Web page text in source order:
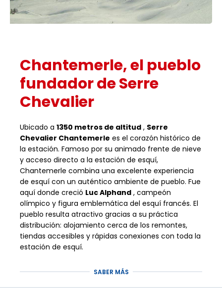
Chantemerle, el pueblo
fundador de Serre
Chevalier
Ubicado a 1350 metros de altitud , Serre
Chevalier Chantemerle es el corazón histórico de
la estación. Famoso por su animado frente de nieve
y acceso directo a la estación de esquí,
Chantemerle combina una excelente experiencia
de esquí con un auténtico ambiente de pueblo. Fue
aquí donde creció Luc Alphand , campeón
olímpico y figura emblemática del esquí francés. El
pueblo resulta atractivo gracias a su práctica
distribución: alojamiento cerca de los remontes,
tiendas accesibles y rápidas conexiones con toda la
estación de esquí.
Serre Chevalier Vallée,
SABER MÁS